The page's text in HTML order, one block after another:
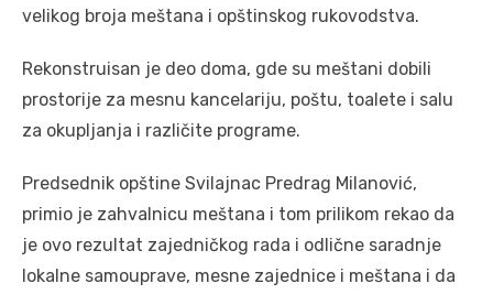
velikog broja meštana i opštinskog rukovodstva.
Rekonstruisan je deo doma, gde su meštani dobili
prostorije za mesnu kancelariju, poštu, toalete i salu
za okupljanja i različite programe.
Predsednik opštine Svilajnac Predrag Milanović,
primio je zahvalnicu meštana i tom prilikom rekao da
je ovo rezultat zajedničkog rada i odlične saradnje
lokalne samouprave, mesne zajednice i meštana i da